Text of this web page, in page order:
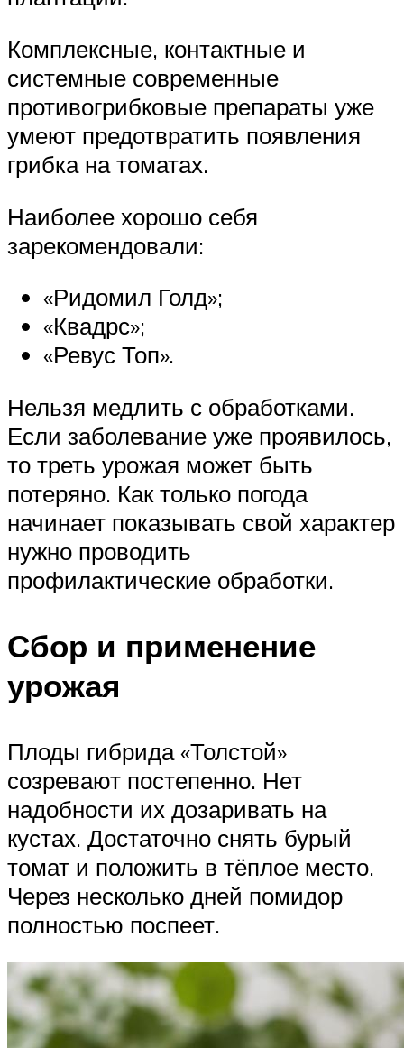
Комплексные, контактные и
системные современные
противогрибковые препараты уже
умеют предотвратить появления
грибка на томатах.
Наиболее хорошо себя
зарекомендовали:
«Ридомил Голд»;
«Квадрс»;
«Ревус Топ».
Нельзя медлить с обработками.
Если заболевание уже проявилось,
то треть урожая может быть
потеряно. Как только погода
начинает показывать свой характер
нужно проводить
профилактические обработки.
Сбор и применение
урожая
Плоды гибрида «Толстой»
созревают постепенно. Нет
надобности их дозаривать на
кустах. Достаточно снять бурый
томат и положить в тёплое место.
Через несколько дней помидор
полностью поспеет.